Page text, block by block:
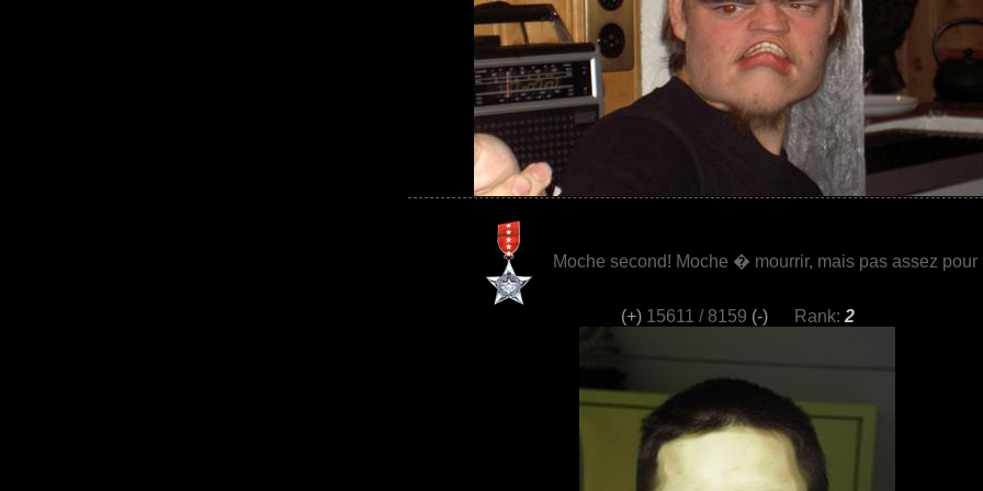
Moche second! Moche � mourrir, mais pas assez pour
(+)15611 / 8159 (-)Rank: 2